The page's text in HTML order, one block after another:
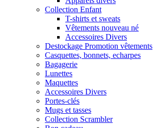
Collection Enfant
T-shirts et sweats
Vêtements nouveau né
Accessoires Divers
Destockage Promotion vêtements
Casquettes, bonnets, echarpes
Bagagerie
Lunettes
Maquettes
Accessoires Divers
Portes-clés
Mugs et tasses
Collection Scrambler